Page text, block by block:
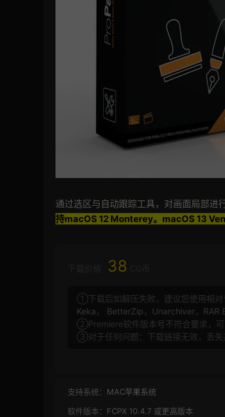
通过选区与自动跟踪工具，对画面局部进
持macOS 12 Monterey。 macOS 13
38
①下载后如解压失败，建议您使用相对
Keka ， BetterZip ， Unarchiver， RAR
②Premiere软件版本号不符合要求，可
③对于任何问题：下载链接无效，丢失
支持系统： MAC苹果系统
软件版本： FCPX 10.4.7 或更高版本